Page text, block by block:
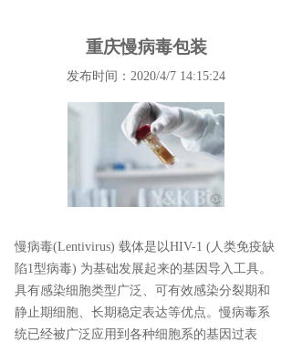
重庆慢病毒包装
发布时间：2020/4/7 14:15:24
慢病毒(Lentivirus) 载体是以HIV-1 (人类免疫缺
陷1型病毒) 为基础发展起来的基因导入工具。
具有感染细胞类型广泛、可有效感染分裂期和
静止期细胞、长期稳定表达等优点。慢病毒系
统已经被广泛应用到各种细胞系的基因过表